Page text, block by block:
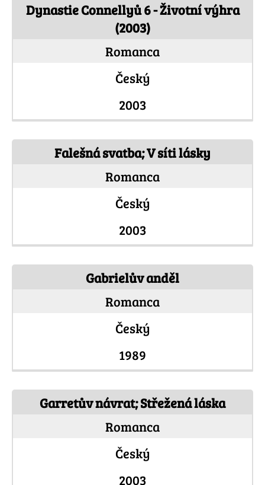
Dynastie Connellyů 6 - Životní výhra
(2003)
Romanca
Český
2003
Falešná svatba; V síti lásky
Romanca
Český
2003
Gabrielův anděl
Romanca
Český
1989
Garretův návrat; Střežená láska
Romanca
Český
2003